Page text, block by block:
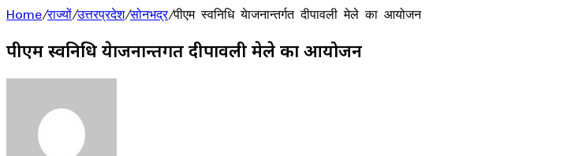
Home/राज्यों/उत्तरप्रदेश/सोनभद्र/पीएम स्वनिधि येाजनान्तर्गत दीपावली मेले का आयोजन
पीएम स्वनिधि येाजनान्तर्गत दीपावली मेले का आयोजन